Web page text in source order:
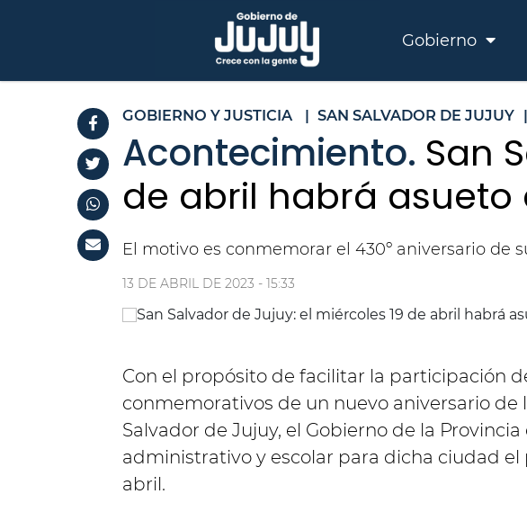
Gobierno
GOBIERNO Y JUSTICIA | SAN SALVADOR DE JUJUY |
Acontecimiento. San
de abril habrá asueto
El motivo es conmemorar el 430º aniversario de
13 DE ABRIL DE 2023 - 15:33
Con el propósito de facilitar la participación
conmemorativos de un nuevo aniversario de
Salvador de Jujuy, el Gobierno de la
administrativo y escolar para dicha ciudad el
abril.